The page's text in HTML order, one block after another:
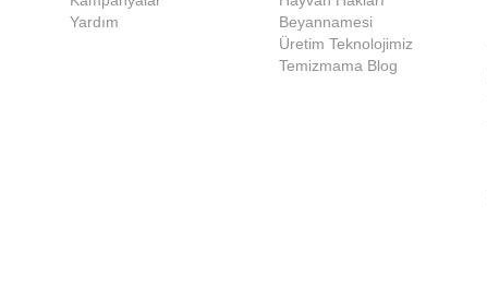
Yardım
Beyannamesi
Üretim Teknolojimiz
Temizmama Blog